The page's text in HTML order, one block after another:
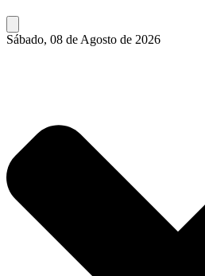
Sábado, 08 de Agosto de 2026